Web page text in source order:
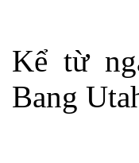
Kể từ
Bang